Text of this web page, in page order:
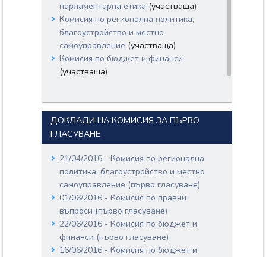
парламентарна етика (участваща)
Комисия по регионална политика,
благоустройство и местно
самоуправление (участваща)
Комисия по бюджет и финанси
(участваща)
ДОКЛАДИ НА КОМИСИЯ ЗА ПЪРВО
ГЛАСУВАНЕ
21/04/2016 - Комисия по регионална
политика, благоустройство и местно
самоуправление (първо гласуване)
01/06/2016 - Комисия по правни
въпроси (първо гласуване)
22/06/2016 - Комисия по бюджет и
финанси (първо гласуване)
16/06/2016 - Комисия по бюджет и